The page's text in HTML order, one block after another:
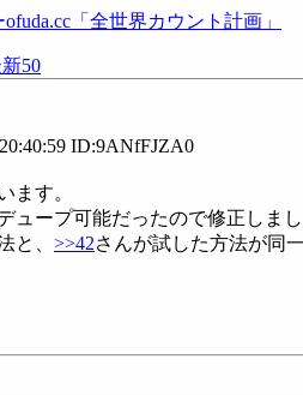
50
ID:9ANfFJZA0
ます。
ュープ可能だったので修正しま
と、 >>42さんが試した方法が同